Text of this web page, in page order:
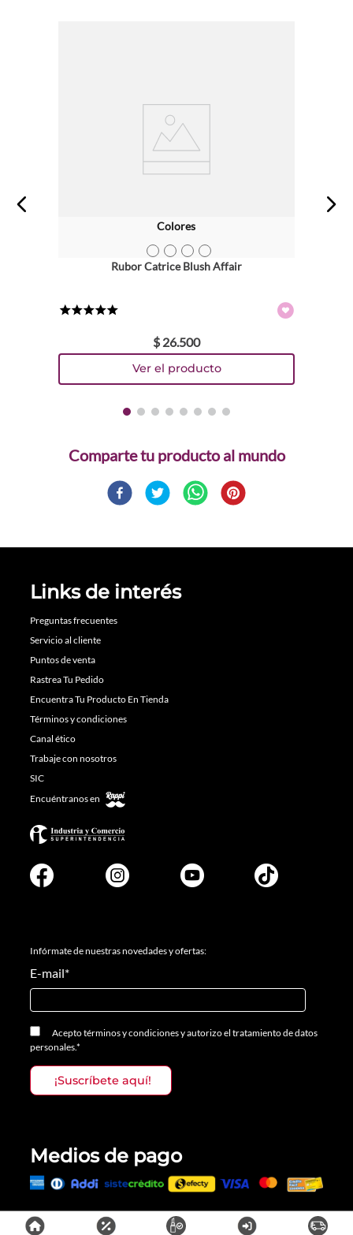
Colores
Rubor Catrice Blush Affair
$ 26.500
Comparte
Links de interés
Preguntas frecuentes
Servicio al cliente
Puntos de venta
Rastrea Tu Pedido
Encuentra Tu Producto En Tienda
Términos y condiciones
Canal ético
Trabaje con nosotros
SIC
Encuéntranos en
Infórmate de nuestras novedades y ofertas:
E-mail*
Aceptotérminos y condicionesyautorizo el tratamiento de datos
personales.*
Medios de pago
Todos los derechos reservados, Prosalon Distribuciones S.A.S., 2023